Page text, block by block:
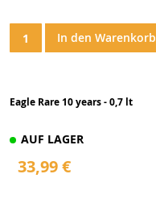
In den Warenkorb
Eagle Rare 10 years - 0,7 lt
AUF LAGER
33,99 €